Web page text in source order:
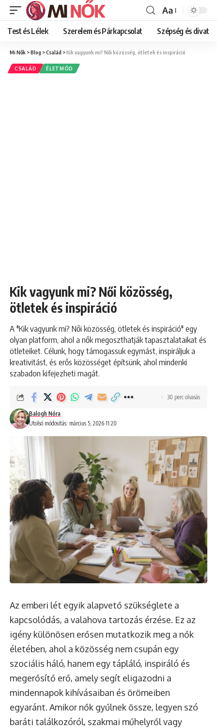
Font
Resizer
Aa
Test és Lélek Szerelem és Párkapcsolat Szépség és divat
Mi Nők >Blog >Család >Kik vagyunk mi? Női közösség, ötletek és inspiráció
CSALÁD ÉLETMÓD
Kik vagyunk mi? Női közösség,
ötletek és inspiráció
A "Kik vagyunk mi? Női közösség, ötletek és inspiráció" egy
olyan platform, ahol a nők megoszthatják tapasztalataikat és
ötleteiket. Célunk, hogy támogassuk egymást, inspiráljuk a
kreativitást, és erős közösséget építsünk, ahol mindenki
szabadon kifejezheti magát.
Utolsó módosítás: március 5, 2026 11:20
Balogh Nóra
30 perc olvasás
Az emberi lét egyik alapvető szükséglete a
kapcsolódás, a valahova tartozás érzése. Ez az
igény különösen erősen mutatkozik meg a nők
életében, ahol a közösség nem csupán egy
szociális háló, hanem egy tápláló, inspiráló és
megerősítő erő, amely segít eligazodni a
mindennapok kihívásaiban és örömeiben
egyaránt. Amikor nők gyűlnek össze, legyen szó
baráti találkozóról, szakmai műhelyről vagy